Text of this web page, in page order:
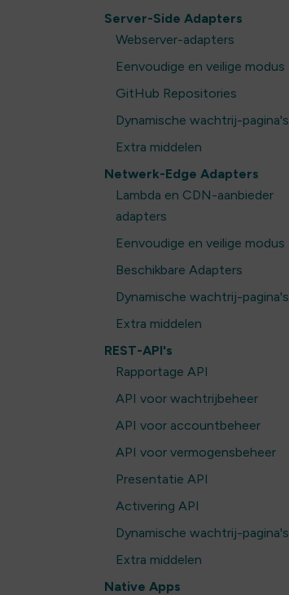
Server-Side Adapters
Webserver-adapters
Eenvoudige en veilige modus
GitHub Repositories
Dynamische wachtrij-pagina's
Extra middelen
Netwerk-Edge Adapters
Lambda en CDN-aanbieder
adapters
Eenvoudige en veilige modus
Beschikbare Adapters
Dynamische wachtrij-pagina's
Extra middelen
REST-API's
Rapportage API
API voor wachtrijbeheer
API voor accountbeheer
API voor vermogensbeheer
Presentatie API
Activering API
Dynamische wachtrij-pagina's
Extra middelen
Native Apps